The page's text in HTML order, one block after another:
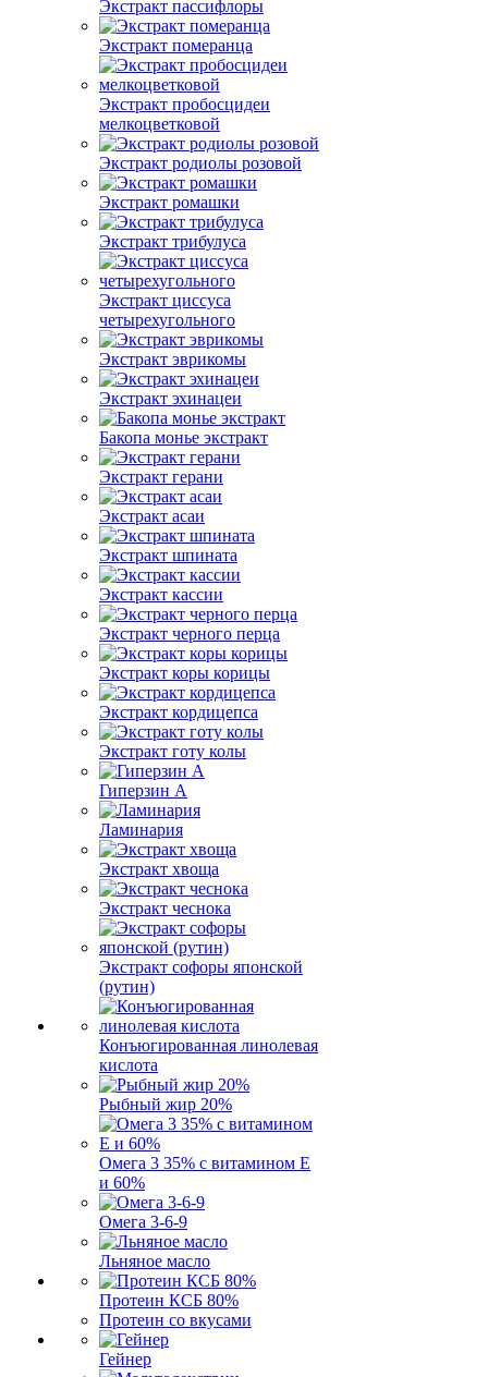
Экстракт пассифлоры
Экстракт померанца
Экстракт пробосцидеи
мелкоцветковой
Экстракт родиолы розовой
Экстракт ромашки
Экстракт трибулуса
Экстракт циссуса
четырехугольного
Экстракт эврикомы
Экстракт эхинацеи
Бакопа монье экстракт
Экстракт герани
Экстракт асаи
Экстракт шпината
Экстракт кассии
Экстракт черного перца
Экстракт коры корицы
Экстракт кордицепса
Экстракт готу колы
Гиперзин А
Ламинария
Экстракт хвоща
Экстракт чеснока
Экстракт софоры японской
(рутин)
Конъюгированная линолевая
кислота
Рыбный жир 20%
Омега 3 35% с витамином Е
и 60%
Омега 3-6-9
Льняное масло
Протеин КСБ 80%
Протеин со вкусами
Гейнер